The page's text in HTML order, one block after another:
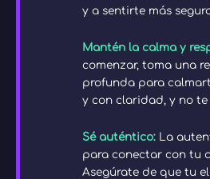
y a sentirte más
Mantén la calma y
comenzar, toma una
profunda para
y con claridad, y no te
Sé auténtico: La
para conectar con tu
Asegúrate de que tu